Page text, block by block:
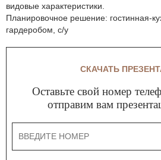
видовые характеристики.
Планировочное решение: гостинная-
гардеробом, с/у
СКАЧАТЬ
Оставьте свой номер
отправим вам